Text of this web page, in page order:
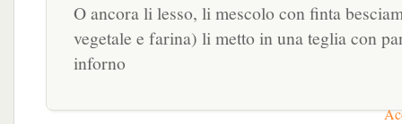
O ancora li lesso, li mescolo con finta
vegetale e farina) li metto in una teglia con
inforno